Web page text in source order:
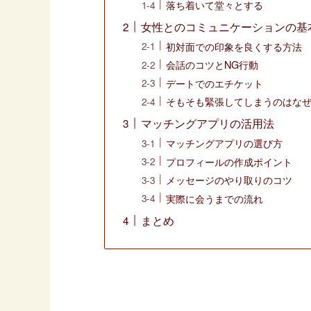
落ち着いて堂々とする
女性とのコミュニケーションの基
初対面での印象を良くする方法
会話のコツとNG行動
デートでのエチケット
そもそも緊張してしまうのはな
マッチングアプリの活用法
マッチングアプリの選び方
プロフィールの作成ポイント
メッセージのやり取りのコツ
実際に会うまでの流れ
まとめ